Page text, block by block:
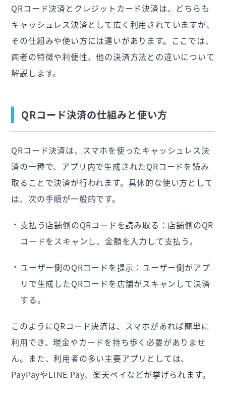
QRコード決済とクレジットカード決済は、どちらも
キャッシュレス決済として広く利用されていますが、
その仕組みや使い方には違いがあります。ここでは、
両者の特徴や利便性、他の決済方法との違いについて
解説します。
QRコード決済の仕組みと使い方
QRコード決済は、スマホを使ったキャッシュレス決
済の一種で、アプリ内で生成されたQRコードを読み
取ることで決済が行われます。具体的な使い方として
は、次の手順が一般的です。
支払う店舗側のQRコードを読み取る：店舗側のQR
コードをスキャンし、金額を入力して支払う。
ユーザー側のQRコードを提示：ユーザー側がアプ
リで生成したQRコードを店舗がスキャンして決済
する。
このようにQRコード決済は、スマホがあれば簡単に
利用でき、現金やカードを持ち歩く必要がありませ
ん。また、利用者の多い主要アプリとしては、
PayPayやLINE Pay、楽天ペイなどが挙げられます。